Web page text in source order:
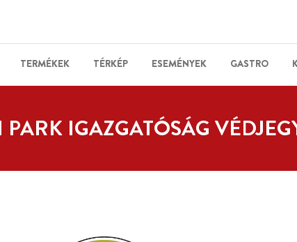
TERMÉKEK TÉRKÉP ESEMÉNYEK GASTRO
IGAZGATÓSÁG